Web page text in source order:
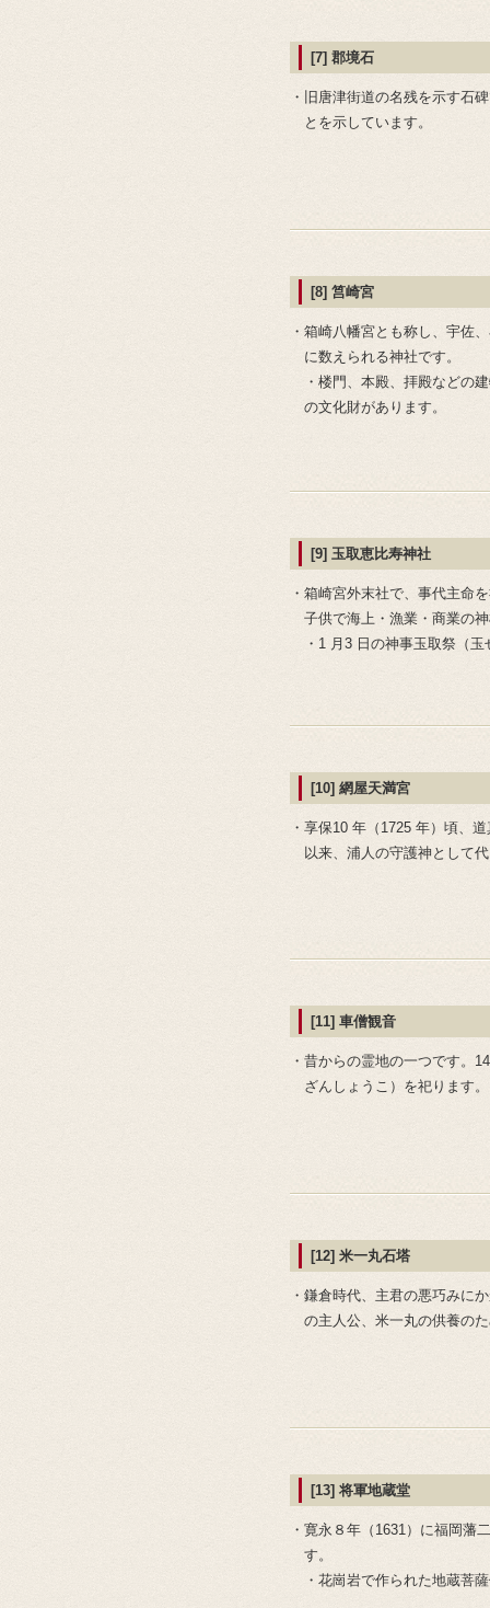
[7] 郡境石
・旧唐津街道の名残を示す石
とを示しています。
[8] 筥崎宮
・箱崎八幡宮とも称し、宇佐
に数えられる神社です。
・楼門、本殿、拝殿などの
の文化財があります。
[9] 玉取恵比寿神社
・箱崎宮外末社で、事代主命
子供で海上・漁業・商業の
・1 月3 日の神事玉取祭（
[10] 網屋天満宮
・享保10 年（1725 年）頃、
以来、浦人の守護神として
[11] 車僧観音
・昔からの霊地の一つです。
ざんしょうこ）を祀ります。
[12] 米一丸石塔
・鎌倉時代、主君の悪巧みに
の主人公、米一丸の供養の
[13] 将軍地蔵堂
・寛永８年（1631）に福岡藩
す。
・花崗岩で作られた地蔵菩